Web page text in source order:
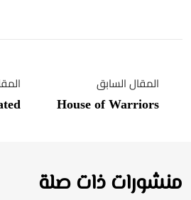
المقال السابق
House of Warriors
منشورات ذات صلة